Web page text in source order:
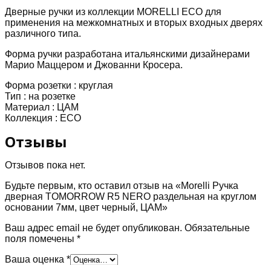
7мм,
цвет
черный,
ЦАМ
Дверные ручки из коллекции MORELLI ECO для
применения на межкомнатных и вторых входных дверях
различного типа.
Форма ручки разработана итальянскими дизайнерами
Марио Маццером и Джованни Кросера.
Форма розетки : круглая
Тип : на розетке
Материал : ЦАМ
Коллекция : ECO
Отзывы
Отзывов пока нет.
Будьте первым, кто оставил отзыв на «Morelli Ручка
дверная TOMORROW R5 NERO раздельная на круглом
основании 7мм, цвет черный, ЦАМ»
Ваш адрес email не будет опубликован. Обязательные
поля помечены *
Ваша оценка *